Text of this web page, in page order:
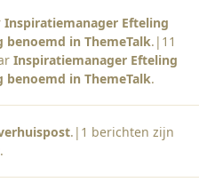
Inspiratiemanager Efteling
in ThemeTalk.| 11
Inspiratiemanager Efteling
in ThemeTalk.
.| 1 berichten zijn
.